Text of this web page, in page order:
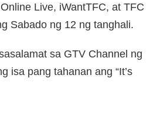
Live, iWantTFC, at TFC
Sabado ng 12 ng tanghali.
sa GTV Channel ng
isa pang tahanan ang “It’s